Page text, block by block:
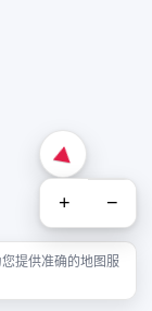
+ −
提供准确的地图服